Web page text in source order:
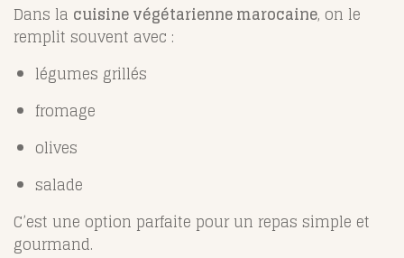
Dans la cuisine végétarienne marocaine, on le
remplit souvent avec :
légumes grillés
fromage
olives
salade
C’est une option parfaite pour un repas simple et
gourmand.